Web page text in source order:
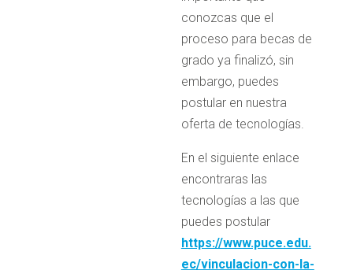
conozcas que el
proceso para becas de
grado ya finalizó, sin
embargo, puedes
postular en nuestra
oferta de tecnologías.
En el siguiente enlace
encontraras las
tecnologías a las que
puedes postular
https://www.puce.edu.
ec/vinculacion-con-la-